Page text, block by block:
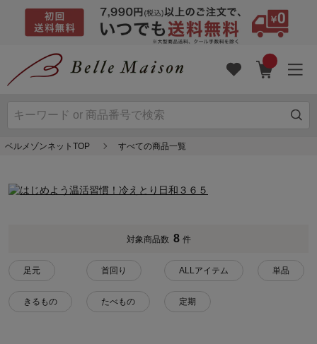
ベルメゾンネットTOP すべての商品一覧
対象商品数 8 件
足元
きるもの
首回り
たべもの
ALLアイテム
定期
単品